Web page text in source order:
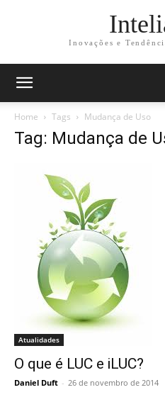
Inovações e
Home Tags Mudança de Uso
Tag: Mudança de
Atualidades
O que é LUC e iLUC?
Daniel Duft - 26 de novembro de 2014